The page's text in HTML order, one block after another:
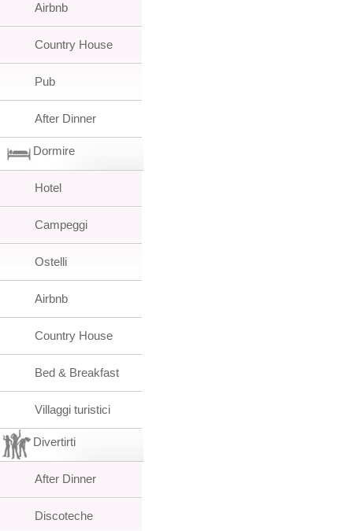
Airbnb
Country House
Pub
After Dinner
Dormire
Hotel
Campeggi
Ostelli
Airbnb
Country House
Bed & Breakfast
Villaggi turistici
Divertirti
After Dinner
Discoteche